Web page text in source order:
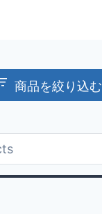
商品を絞り込む